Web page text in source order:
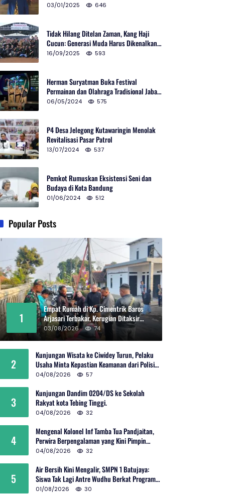
03/01/2025 646
Tidak Hilang Ditelan Zaman, Kang Haji
Cucun: Generasi Muda Harus Dikenalkan
Pencak Silat
16/09/2025 593
Herman Suryatman Buka Festival
Permainan dan Olahraga Tradisional Jabar
2024 di Gedung Teater Tertutup
06/05/2024 575
P4 Desa Jelegong Kutawaringin Menolak
Revitalisasi Pasar Patrol
13/07/2024 537
Pemkot Rumuskan Eksistensi Seni dan
Budaya di Kota Bandung
01/06/2024 512
Popular Posts
1
Empat Rumah di Kp. Cimentrik Baros
Arjasari Terbakar, Kerugian Ditaksir
Rp600 Juta
03/08/2026 74
2
Kunjungan Wisata ke Ciwidey Turun, Pelaku
Usaha Minta Kepastian Keamanan dari Polisi
dan Pemprov Jabar
04/08/2026 57
3
Kunjungan Dandim 0204/DS ke Sekolah
Rakyat kota Tebing Tinggi.
04/08/2026 32
4
Mengenal Kolonel Inf Tamba Tua Pandjaitan,
Perwira Berpengalaman yang Kini Pimpin
Sektor 10 Citarum Harum
04/08/2026 32
5
Air Bersih Kini Mengalir, SMPN 1 Batujaya:
Siswa Tak Lagi Antre Wudhu Berkat Program
TNI AD
01/08/2026 30